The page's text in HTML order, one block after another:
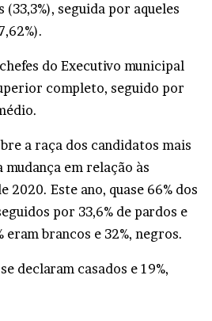
(33,3%), seguida por aqueles
do Executivo municipal
completo, seguido por
a raça dos candidatos mais
em relação às
2020. Este ano, quase 66% dos
por 33,6% de pardos e
eram brancos e 32%, negros.
declaram casados e 19%,